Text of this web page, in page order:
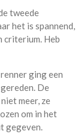
tweede
het is spannend,
criterium. Heb
ging een
De
meer, ze
om in het
gegeven.